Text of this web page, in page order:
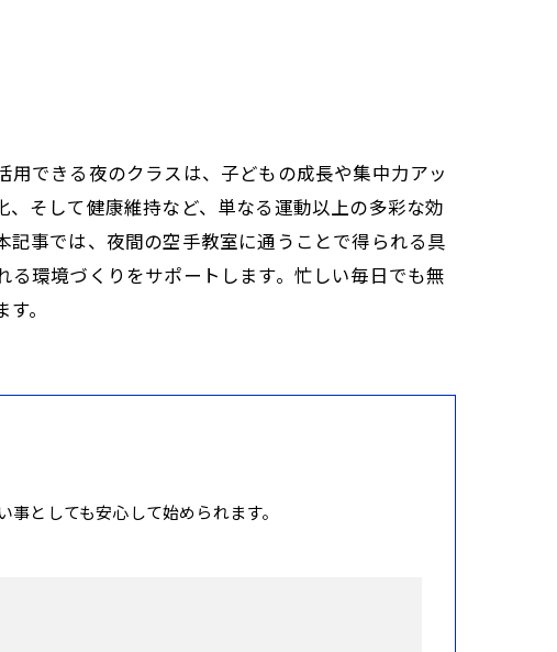
できる夜のクラスは、子どもの成長や集中力アッ
そして健康維持など、単なる運動以上の多彩な効
事では、夜間の空手教室に通うことで得られる具
環境づくりをサポートします。忙しい毎日でも無
。
としても安心して始められます。